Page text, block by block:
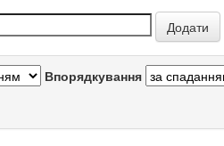
Впорядкування